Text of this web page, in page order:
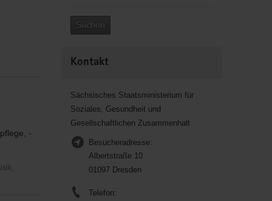
-
Suchen
Kontakt
Sächsisches Staatsministerium für
Soziales, Gesundheit und
Gesellschaftlichen Zusammenhalt
Besucheradresse:
Albertstraße 10
01097 Dresden
Telefon: